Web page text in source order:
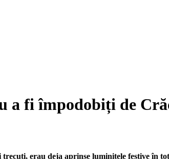
a fi împodobiți de
erau deja aprinse luminițele festive în